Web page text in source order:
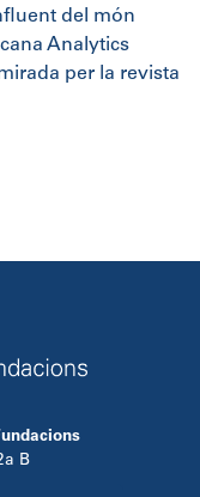
del món
Analytics
per la revista
B